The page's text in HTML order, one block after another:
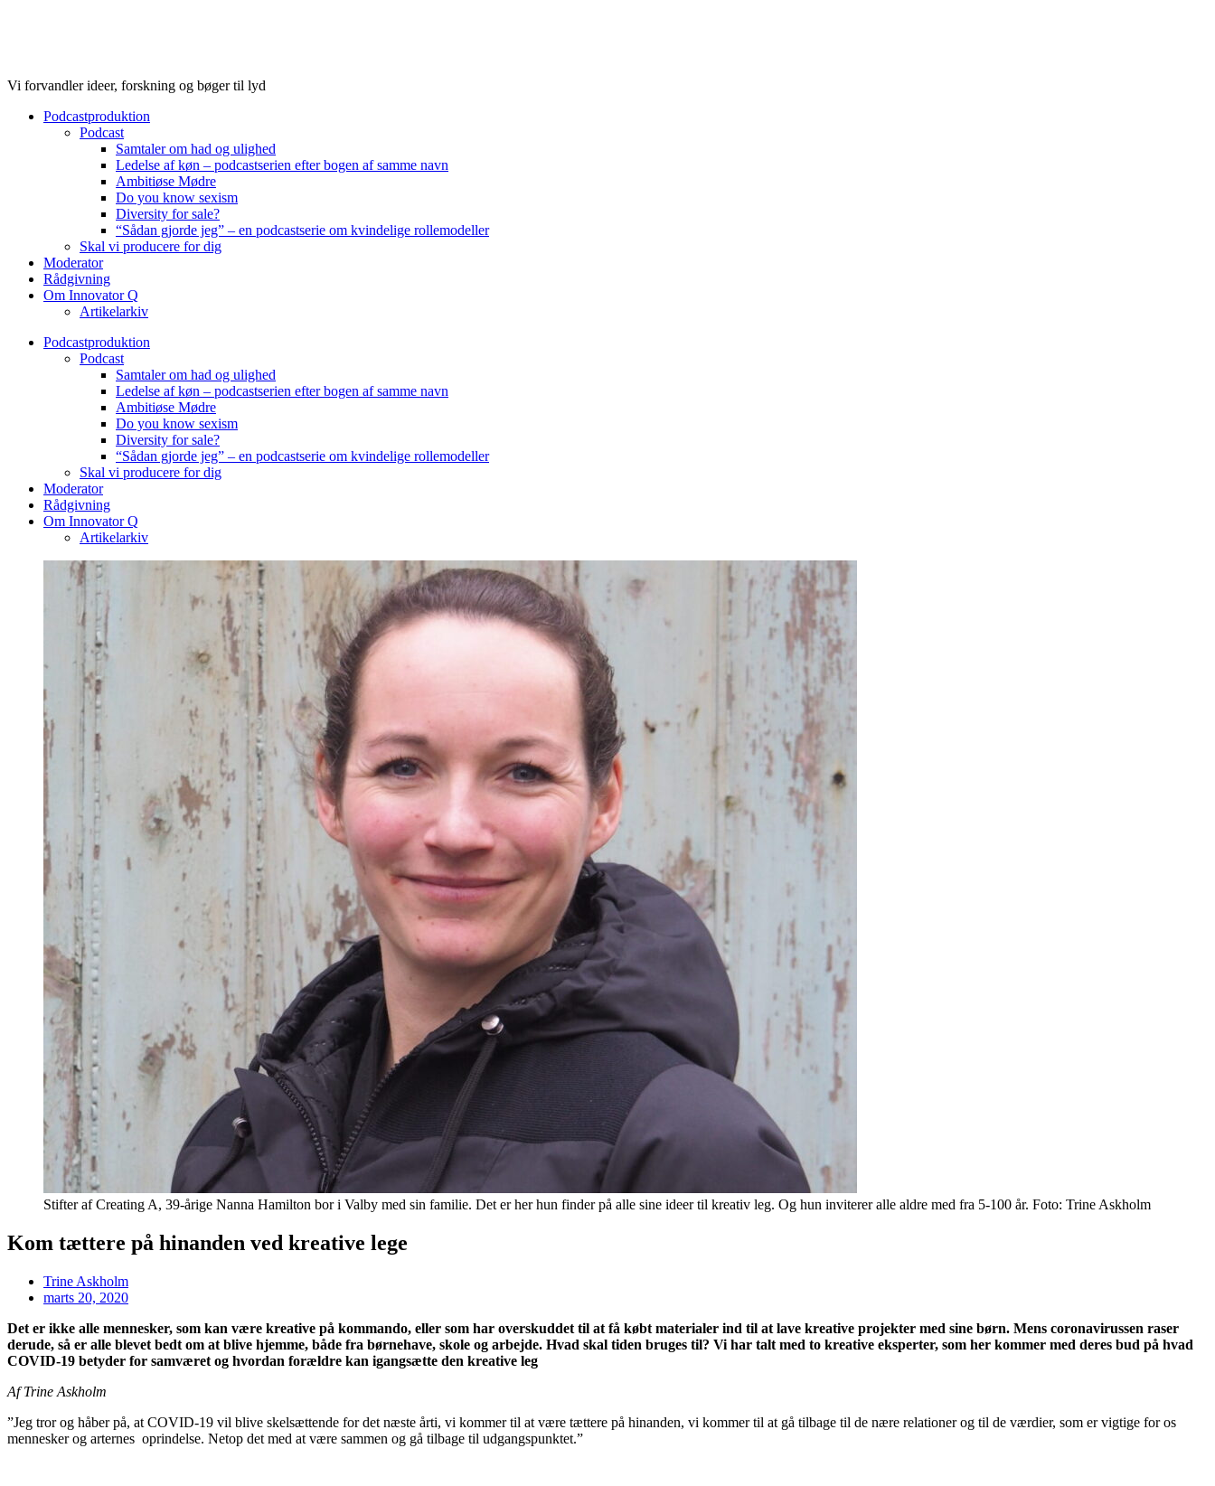
Vi forvandler ideer, forskning og bøger til lyd
Podcastproduktion
Podcast
Samtaler om had og ulighed
Ledelse af køn – podcastserien efter bogen af samme navn
Ambitiøse Mødre
Do you know sexism
Diversity for sale?
“Sådan gjorde jeg” – en podcastserie om kvindelige rollemodeller
Skal vi producere for dig
Moderator
Rådgivning
Om Innovator Q
Artikelarkiv
Podcastproduktion
Podcast
Samtaler om had og ulighed
Ledelse af køn – podcastserien efter bogen af samme navn
Ambitiøse Mødre
Do you know sexism
Diversity for sale?
“Sådan gjorde jeg” – en podcastserie om kvindelige rollemodeller
Skal vi producere for dig
Moderator
Rådgivning
Om Innovator Q
Artikelarkiv
Stifter af Creating A, 39-årige Nanna Hamilton bor i Valby med sin familie. Det er her hun finder på alle sine ideer til kreativ leg. Og hun inviterer alle aldre med fra 5-100 år. Foto: Trine Askholm
Kom tættere på hinanden ved kreative lege
Trine Askholm
marts 20, 2020
Det er ikke alle mennesker, som kan være kreative på kommando, eller som har overskuddet til at få købt materialer ind til at lave kreative projekter med sine børn. Mens coronavirussen raser
derude, så er alle blevet bedt om at blive hjemme, både fra børnehave, skole og arbejde. Hvad skal tiden bruges til? Vi har talt med to kreative eksperter, som her kommer med deres bud på hvad
COVID-19 betyder for samværet og hvordan forældre kan igangsætte den kreative leg
Af Trine Askholm
”Jeg tror og håber på, at COVID-19 vil blive skelsættende for det næste årti, vi kommer til at være tættere på hinanden, vi kommer til at gå tilbage til de nære relationer og til de værdier, som er vigtige for os
mennesker og arternes oprindelse. Netop det med at være sammen og gå tilbage til udgangspunktet.”